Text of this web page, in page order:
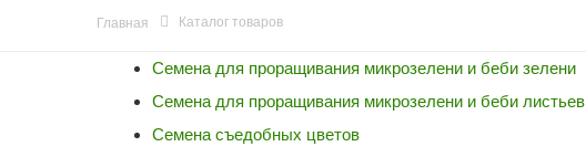
Главная Каталог товаров
Семена для проращивания микрозелени и беби зелени
Семена для проращивания микрозелени и беби листьев
Семена съедобных цветов